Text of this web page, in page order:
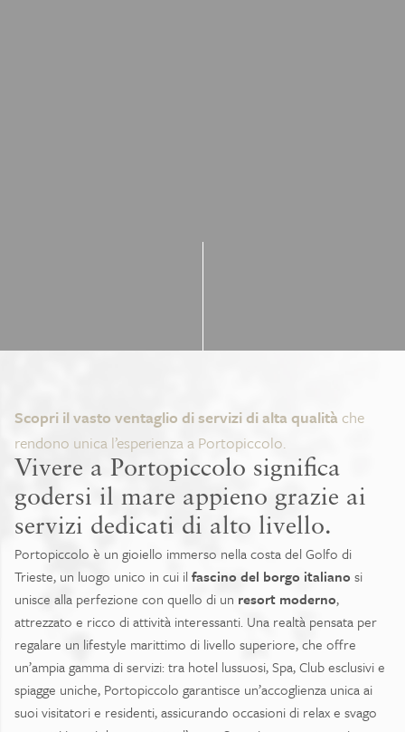
Scopri il vasto ventaglio di servizi di alta qualità che
rendono unica l’esperienza a Portopiccolo.
Vivere a Portopiccolo significa
godersi il mare appieno grazie ai
servizi dedicati di alto livello.
Portopiccolo è un gioiello immerso nella costa del Golfo di
Trieste, un luogo unico in cui ilfascino del borgo italiano si
unisce alla perfezione con quello di un resort moderno,
attrezzato e ricco di attività interessanti. Una realtà pensata per
regalare un lifestyle marittimo di livello superiore, che offre
un’ampia gamma di servizi: tra hotel lussuosi, Spa, Club esclusivi e
spiagge uniche, Portopiccolo garantisce un’accoglienza unica ai
suoi visitatori e residenti, assicurando occasioni di relax e svago